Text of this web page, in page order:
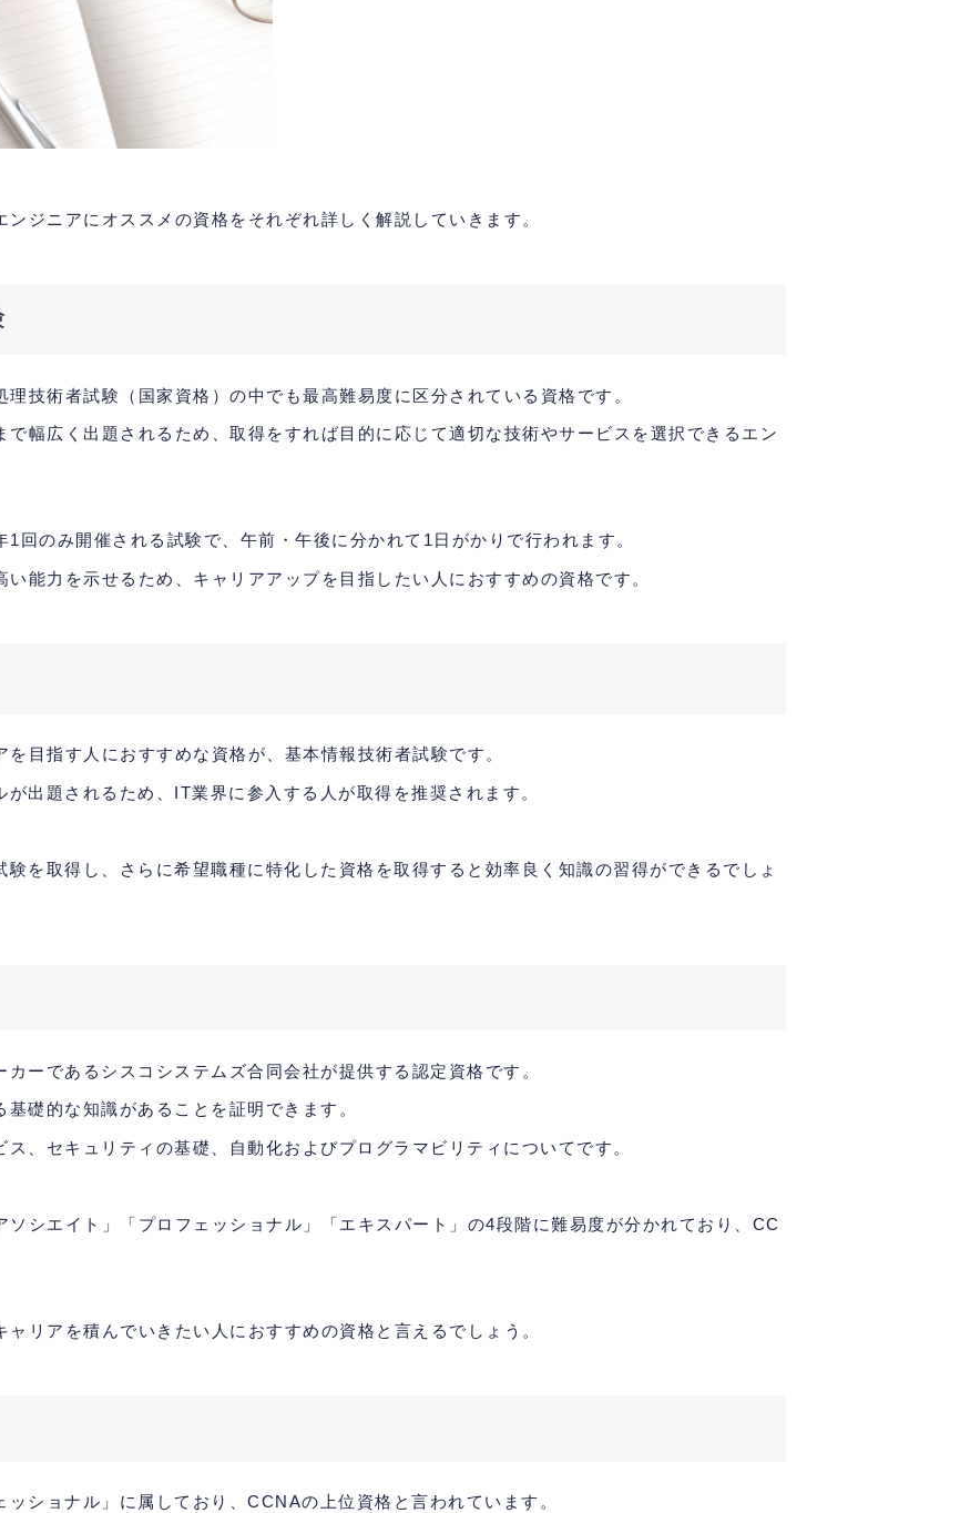
ジニアにオススメの資格をそれぞれ詳しく解説していきます。
技術者試験（国家資格）の中でも最高難易度に区分されている資格です。
幅広く出題されるため、取得をすれば目的に応じて適切な技術やサービスを選択できるエン
回のみ開催される試験で、午前・午後に分かれて1日がかりで行われます。
能力を示せるため、キャリアアップを目指したい人におすすめの資格です。
目指す人におすすめな資格が、基本情報技術者試験です。
出題されるため、IT業界に参入する人が取得を推奨されます。
を取得し、さらに希望職種に特化した資格を取得すると効率良く知識の習得ができるでしょ
ーであるシスコシステムズ合同会社が提供する認定資格です。
礎的な知識があることを証明できます。
、セキュリティの基礎、自動化およびプログラマビリティについてです。
シエイト」「プロフェッショナル」「エキスパート」の4段階に難易度が分かれており、CC
リアを積んでいきたい人におすすめの資格と言えるでしょう。
ショナル」に属しており、CCNAの上位資格と言われています。